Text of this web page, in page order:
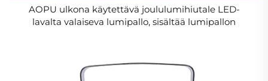
AOPU ulkona käytettävä joululumihiutale LED-
lavalta valaiseva lumipallo, sisältää lumipallon